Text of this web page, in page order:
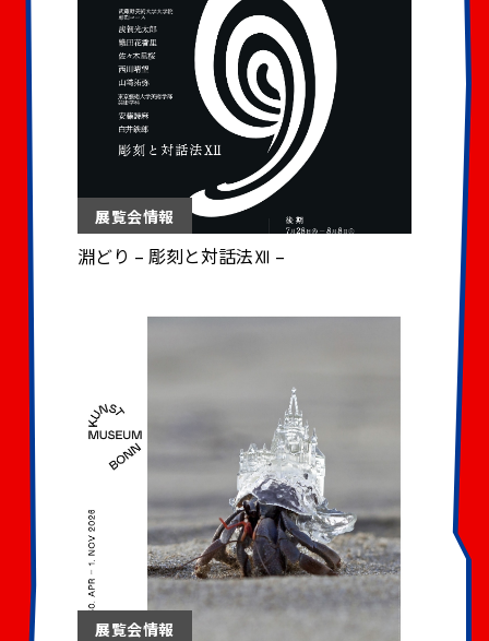
展覧会情報
淵どり – 彫刻と対話法Ⅻ –
展覧会情報